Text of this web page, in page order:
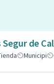
Segur de
Municipi